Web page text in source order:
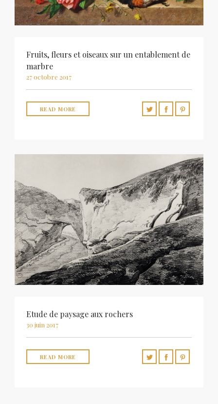
Fruits, fleurs et oiseaux sur un entablement de
marbre
27 octobre 2017
READ MORE
Etude de paysage aux rochers
30 juin 2017
READ MORE